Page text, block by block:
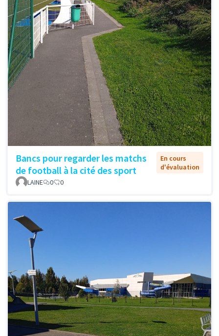
Bancs pour regarder les matchs
de football à la cité des sport
En cours
d'évaluation
LAINE
0 0